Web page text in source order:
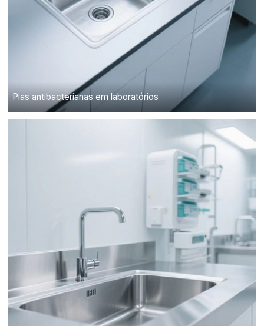
Pias antibacterianas em laboratórios